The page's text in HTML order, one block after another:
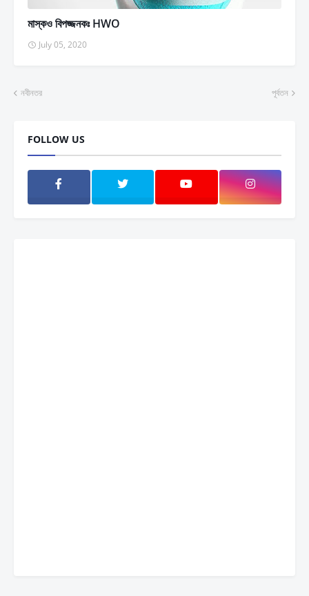
মাস্কও বিপজ্জনকঃ HWO
July 05, 2020
নবীনতর পূর্বতন
FOLLOW US